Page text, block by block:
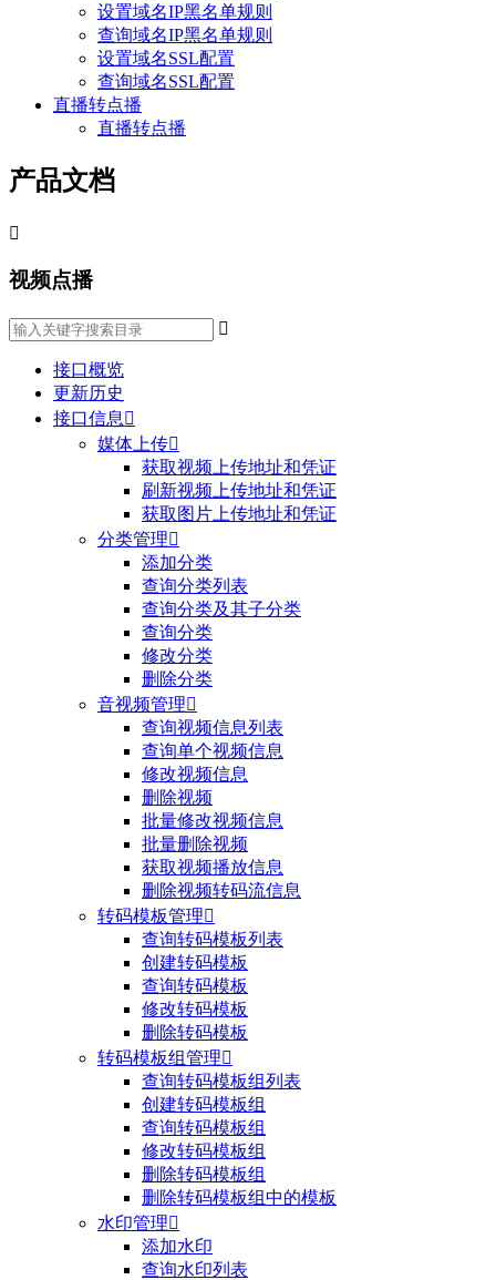
设置域名IP黑名单规则
查询域名IP黑名单规则
设置域名SSL配置
查询域名SSL配置
直播转点播
直播转点播
产品文档

视频点播

接口概览
更新历史
接口信息 
媒体上传
获取视频上传地址和凭证
刷新视频上传地址和凭证
获取图片上传地址和凭证
分类管理
添加分类
查询分类列表
查询分类及其子分类
查询分类
修改分类
删除分类
音视频管理
查询视频信息列表
查询单个视频信息
修改视频信息
删除视频
批量修改视频信息
批量删除视频
获取视频播放信息
删除视频转码流信息
转码模板管理
查询转码模板列表
创建转码模板
查询转码模板
修改转码模板
删除转码模板
转码模板组管理
查询转码模板组列表
创建转码模板组
查询转码模板组
修改转码模板组
删除转码模板组
删除转码模板组中的模板
水印管理
添加水印
查询水印列表